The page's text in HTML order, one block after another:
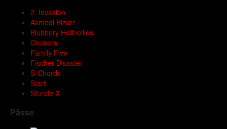
2. Invasion
Asmodi Bizarr
Blubbery Hellbellies
Cruisers
Family Five
Fischer Disaster
S-Chords
Start
Stunde X
Pässe